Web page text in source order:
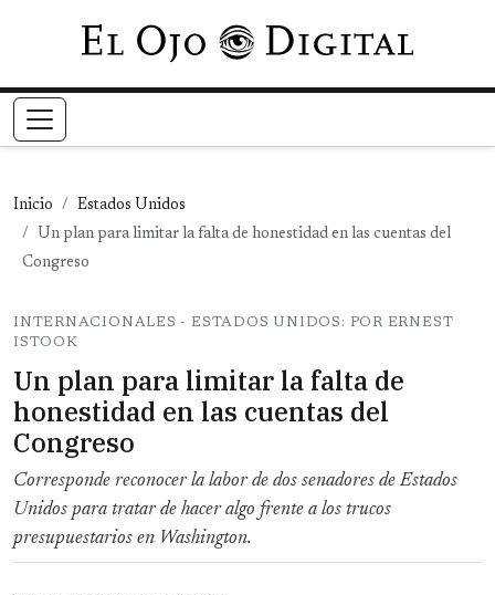
Pasar al contenido principal
Inicio
Estados Unidos
Un plan para limitar la falta de honestidad en las cuentas del
Congreso
INTERNACIONALES - ESTADOS UNIDOS: POR ERNEST
ISTOOK
Un plan para limitar la falta de
honestidad en las cuentas del
Congreso
Corresponde reconocer la labor de dos senadores de Estados
Unidos para tratar de hacer algo frente a los trucos
presupuestarios en Washington.